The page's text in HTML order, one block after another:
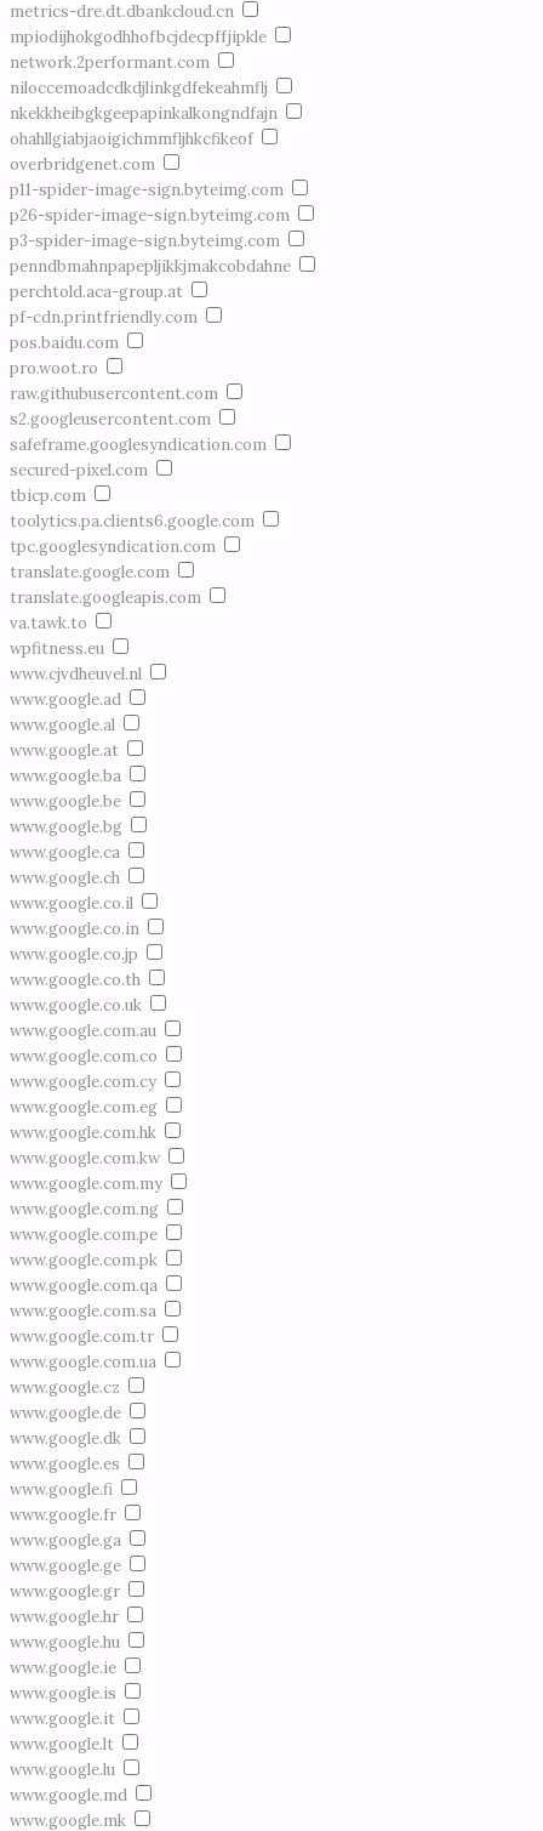
metrics-dre.dt.dbankcloud.cn
mpiodijhokgodhhofbcjdecpffjipkle
network.2performant.com
niloccemoadcdkdjlinkgdfekeahmflj
nkekkheibgkgeepapinkalkongndfajn
ohahllgiabjaoigichmmfljhkcfikeof
overbridgenet.com
p11-spider-image-sign.byteimg.com
p26-spider-image-sign.byteimg.com
p3-spider-image-sign.byteimg.com
penndbmahnpapepljikkjmakcobdahne
perchtold.aca-group.at
pf-cdn.printfriendly.com
pos.baidu.com
pro.woot.ro
raw.githubusercontent.com
s2.googleusercontent.com
safeframe.googlesyndication.com
secured-pixel.com
tbicp.com
toolytics.pa.clients6.google.com
tpc.googlesyndication.com
translate.google.com
translate.googleapis.com
va.tawk.to
wpfitness.eu
www.cjvdheuvel.nl
www.google.ad
www.google.al
www.google.at
www.google.ba
www.google.be
www.google.bg
www.google.ca
www.google.ch
www.google.co.il
www.google.co.in
www.google.co.jp
www.google.co.th
www.google.co.uk
www.google.com.au
www.google.com.co
www.google.com.cy
www.google.com.eg
www.google.com.hk
www.google.com.kw
www.google.com.my
www.google.com.ng
www.google.com.pe
www.google.com.pk
www.google.com.qa
www.google.com.sa
www.google.com.tr
www.google.com.ua
www.google.cz
www.google.de
www.google.dk
www.google.es
www.google.fi
www.google.fr
www.google.ga
www.google.ge
www.google.gr
www.google.hr
www.google.hu
www.google.ie
www.google.is
www.google.it
www.google.lt
www.google.lu
www.google.md
www.google.mk